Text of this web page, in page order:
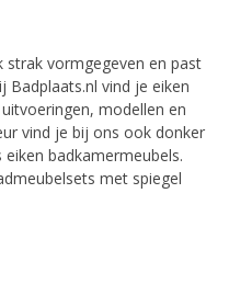
strak vormgegeven en past
Badplaats.nl vind je eiken
modellen en
vind je bij ons ook donker
badkamermeubels.
met spiegel